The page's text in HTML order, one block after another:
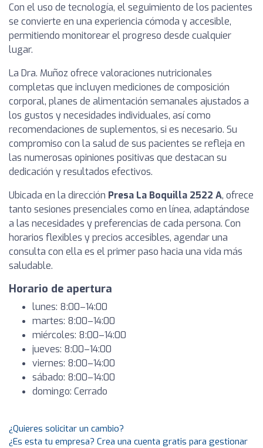
Con el uso de tecnología, el seguimiento de los pacientes
se convierte en una experiencia cómoda y accesible,
permitiendo monitorear el progreso desde cualquier
lugar.
La Dra. Muñoz ofrece valoraciones nutricionales
completas que incluyen mediciones de composición
corporal, planes de alimentación semanales ajustados a
los gustos y necesidades individuales, así como
recomendaciones de suplementos, si es necesario. Su
compromiso con la salud de sus pacientes se refleja en
las numerosas opiniones positivas que destacan su
dedicación y resultados efectivos.
Ubicada en la dirección Presa La Boquilla 2522 A, ofrece
tanto sesiones presenciales como en línea, adaptándose
a las necesidades y preferencias de cada persona. Con
horarios flexibles y precios accesibles, agendar una
consulta con ella es el primer paso hacia una vida más
saludable.
Horario de apertura
lunes: 8:00–14:00
martes: 8:00–14:00
miércoles: 8:00–14:00
jueves: 8:00–14:00
viernes: 8:00–14:00
sábado: 8:00–14:00
domingo: Cerrado
¿Quieres solicitar un cambio?
¿Es esta tu empresa? Crea una cuenta gratis para gestionar